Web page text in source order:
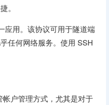
。
应用。该协议可用于隧道端
任何网络服务。使用 SSH
户管理方式，尤其是对于